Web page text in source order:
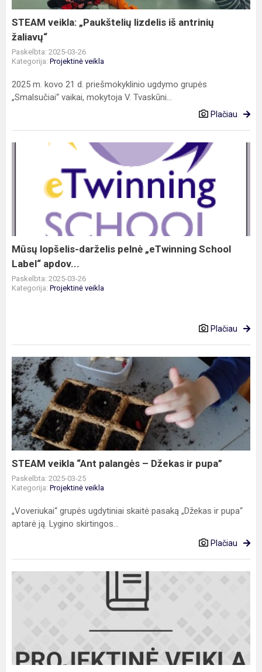
STEAM veikla: „Paukštelių lizdelis iš antrinių
žaliavų“
Paskelbta: 2025-03-26
Kategorija: Projektinė veikla
2025 m. kovo 21 d. priešmokyklinio ugdymo grupės
„Smalsučiai“ vaikai, mokytoja V. Tvaskūni...
Plačiau
apdov...
Mūsų lopšelis-darželis pelnė „eTwinning School
Label“ apdov...
Paskelbta: 2025-03-26
Kategorija: Projektinė veikla
Plačiau
STEAM
veikla
“Ant
palangės
–
Džekas
ir
pupa”
STEAM veikla “Ant palangės – Džekas ir pupa”
Paskelbta: 2025-03-25
Kategorija: Projektinė veikla
„Voveriukai“ grupės ugdytiniai skaitė pasaką „Džekas ir pupa“
aptarė ją. Lygino skirtingos...
Plačiau
„Pelėdžiukų“
pin...